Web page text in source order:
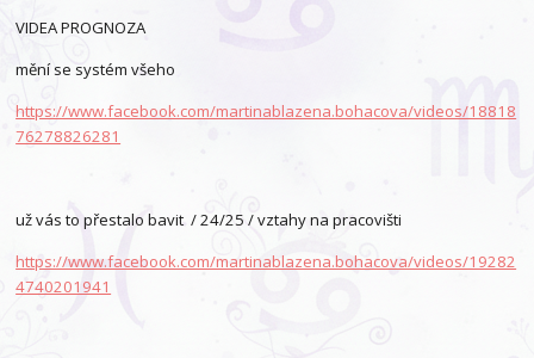
VIDEA PROGNOZA
mění se systém všeho
https://www.facebook.com/martinablazena.bohacova/videos/18818
76278826281
už vás to přestalo bavit / 24/25 / vztahy na pracovišti
https://www.facebook.com/martinablazena.bohacova/videos/19282
4740201941